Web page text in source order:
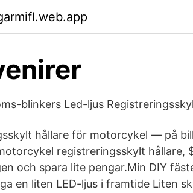
blinkers Led-ljus
hållare för motorcykel — på
registreringsskylt hållare,
och spara lite pengar.Min DIY
en liten LED-ljus i framtide Liten